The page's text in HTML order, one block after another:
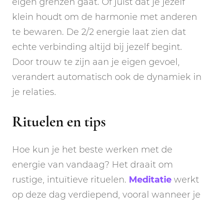
klein houdt om de harmonie met anderen
te bewaren. De 2/2 energie laat zien dat
echte verbinding altijd bij jezelf begint.
Door trouw te zijn aan je eigen gevoel,
verandert automatisch ook de dynamiek in
je relaties.
Rituelen en tips
Hoe kun je het beste werken met de
energie van vandaag? Het draait om
rustige, intuïtieve rituelen. Meditatie werkt
op deze dag verdiepend, vooral wanneer je